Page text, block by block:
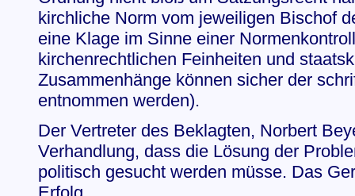
kirchliche Norm vom jeweiligen Bischof
eine Klage im Sinne einer
kirchenrechtlichen Feinheiten und
Zusammenhänge können sicher der
entnommen werden).
Der Vertreter des Beklagten, Norbert
Verhandlung, dass die Lösung der
politisch gesucht werden müsse. Das